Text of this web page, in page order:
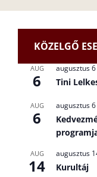
KÖZELGŐ
AUG
6
augusztus
Tini
AUG
6
augusztus
AUG
14
augusztus
Kurultáj